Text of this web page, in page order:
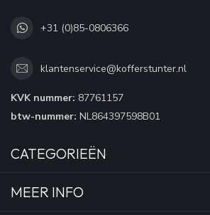
+31 (0)85-0806366
klantenservice@kofferstunter.nl
KVK nummer: 87761157
btw-nummer: NL864397598B01
CATEGORIEËN
MEER INFO